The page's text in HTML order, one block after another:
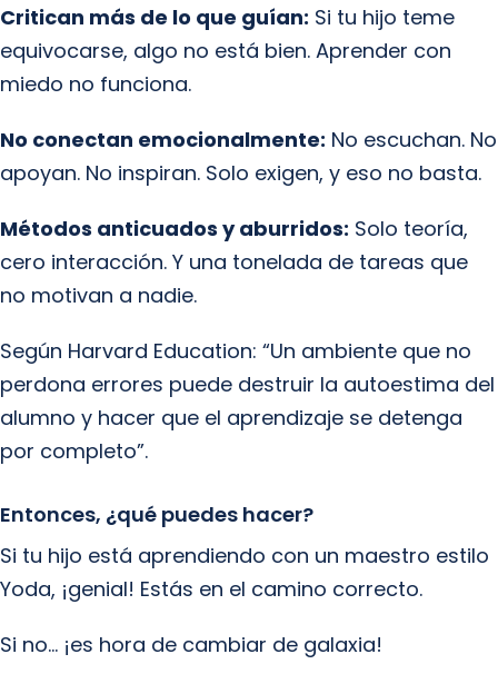
Critican más de lo que guían: Si tu hijo teme
equivocarse, algo no está bien. Aprender con
miedo no funciona.
No conectan emocionalmente: No escuchan. No
apoyan. No inspiran. Solo exigen, y eso no basta.
Métodos anticuados y aburridos: Solo teoría,
cero interacción. Y una tonelada de tareas que
no motivan a nadie.
Según Harvard Education: “Un ambiente que no
perdona errores puede destruir la autoestima del
alumno y hacer que el aprendizaje se detenga
por completo”.
Entonces, ¿qué puedes hacer?
Si tu hijo está aprendiendo con un maestro estilo
Yoda, ¡genial! Estás en el camino correcto.
Si no… ¡es hora de cambiar de galaxia!